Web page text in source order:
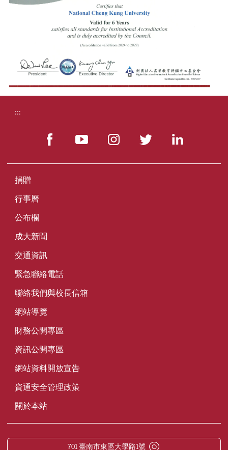
:::
捐贈
行事曆
公布欄
成大新聞
交通資訊
緊急聯絡電話
聯絡我們與校長信箱
網站導覽
財務公開專區
資訊公開專區
網站資料開放宣告
資通安全管理政策
關於本站
701 臺南市東區大學路1號